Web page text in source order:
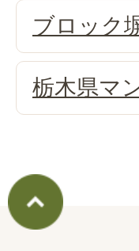
ブロック
栃木県マ